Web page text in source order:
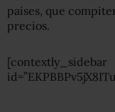
países, que
precios.
[contextly_sidebar